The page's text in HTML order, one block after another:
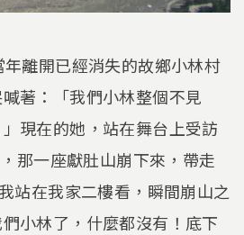
離開已經消失的故鄉小林村
著：「我們小林整個不見
現在的她，站在舞台上受訪
那一座獻肚山崩下來，帶走
站在我家二樓看，瞬間崩山之
小林了，什麼都沒有！底下